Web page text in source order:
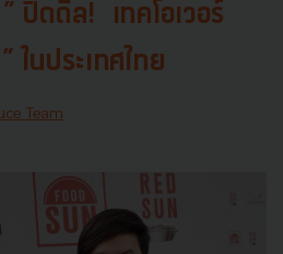
ปิดดีล! เทคโอเวอร์
นประเทศไทย
Team